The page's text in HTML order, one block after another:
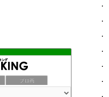
ブロ画